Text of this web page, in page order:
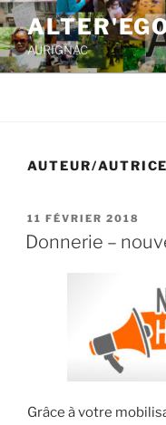
AURIGNAC
AUTEUR/
11 FÉVRIER 2018
Donnerie –
Grâce à votre